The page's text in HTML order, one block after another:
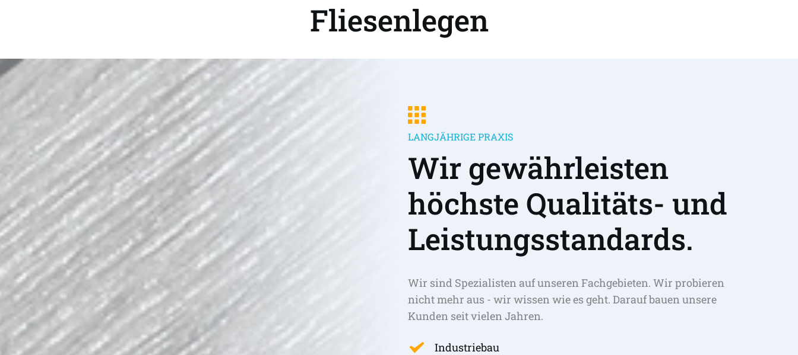
Fliesenlegen
LANGJÄHRIGE PRAXIS
Wir gewährleisten
höchste Qualitäts- und
Leistungsstandards.
Wir sind Spezialisten auf unseren Fachgebieten. Wir probieren
nicht mehr aus - wir wissen wie es geht. Darauf bauen unsere
Kunden seit vielen Jahren.
Industriebau